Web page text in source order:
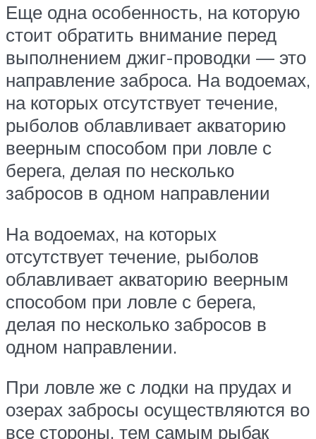
Еще одна особенность, на которую
стоит обратить внимание перед
выполнением джиг-проводки — это
направление заброса. На водоемах,
на которых отсутствует течение,
рыболов облавливает акваторию
веерным способом при ловле с
берега, делая по несколько
забросов в одном направлении
На водоемах, на которых
отсутствует течение, рыболов
облавливает акваторию веерным
способом при ловле с берега,
делая по несколько забросов в
одном направлении.
При ловле же с лодки на прудах и
озерах забросы осуществляются во
все стороны, тем самым рыбак